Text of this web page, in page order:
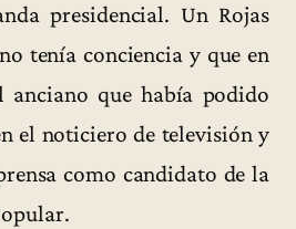
presidencial. Un Rojas
tenía conciencia y que en
anciano que había podido
el noticiero de televisión y
como candidato de la